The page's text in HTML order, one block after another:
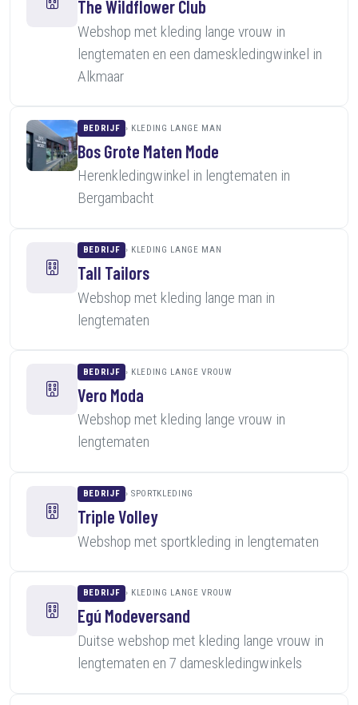
The Wildflower Club
Webshop met kleding lange vrouw in
lengtematen en een dameskledingwinkel in
Alkmaar
BEDRIJF KLEDING LANGE MAN
Bos Grote Maten Mode
Herenkledingwinkel in lengtematen in
Bergambacht
BEDRIJF KLEDING LANGE MAN
Tall Tailors
Webshop met kleding lange man in
lengtematen
BEDRIJF KLEDING LANGE VROUW
Vero Moda
Webshop met kleding lange vrouw in
lengtematen
BEDRIJF SPORTKLEDING
Triple Volley
Webshop met sportkleding in lengtematen
BEDRIJF KLEDING LANGE VROUW
Egú Modeversand
Duitse webshop met kleding lange vrouw in
lengtematen en 7 dameskledingwinkels